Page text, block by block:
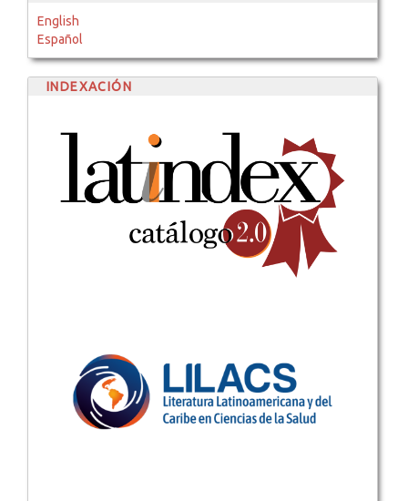
English
Español
INDEXACIÓN